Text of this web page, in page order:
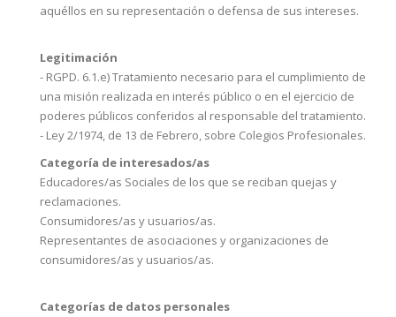
aquéllos en su representación o defensa de sus intereses.
Legitimación
- RGPD. 6.1.e) Tratamiento necesario para el cumplimiento de
una misión realizada en interés público o en el ejercicio de
poderes públicos conferidos al responsable del tratamiento.
- Ley 2/1974, de 13 de Febrero, sobre Colegios Profesionales.
Categoría de interesados/as
Educadores/as Sociales de los que se reciban quejas y
reclamaciones.
Consumidores/as y usuarios/as.
Representantes de asociaciones y organizaciones de
consumidores/as y usuarios/as.
Categorías de datos personales